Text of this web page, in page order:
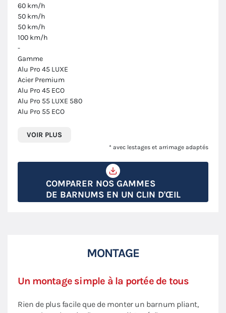
60 km/h
50 km/h
50 km/h
100 km/h
-
Gamme
Alu Pro 45 LUXE
Acier Premium
Alu Pro 45 ECO
Alu Pro 55 LUXE 580
Alu Pro 55 ECO
VOIR PLUS
* avec lestages et arrimage adaptés
COMPARER NOS GAMMES
DE BARNUMS EN UN CLIN D'ŒIL
MONTAGE
Un montage simple à la portée de tous
Rien de plus facile que de monter un barnum pliant,